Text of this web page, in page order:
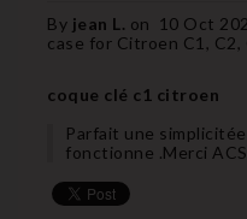
By jean L. on 10 Oct
case for Citroen C1, C2,
coque clé c1 citroen
Parfait une
fonctionne .Merci